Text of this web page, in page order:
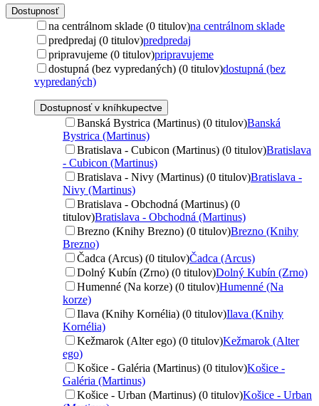
Dostupnosť
na centrálnom sklade (0 titulov)na centrálnom sklade
predpredaj (0 titulov)predpredaj
pripravujeme (0 titulov)pripravujeme
dostupná (bez vypredaných) (0 titulov)dostupná (bez
vypredaných)
Dostupnosť v kníhkupectve
Banská Bystrica (Martinus) (0 titulov)Banská
Bystrica (Martinus)
Bratislava - Cubicon (Martinus) (0 titulov)Bratislava
- Cubicon (Martinus)
Bratislava - Nivy (Martinus) (0 titulov)Bratislava -
Nivy (Martinus)
Bratislava - Obchodná (Martinus) (0
titulov)Bratislava - Obchodná (Martinus)
Brezno (Knihy Brezno) (0 titulov)Brezno (Knihy
Brezno)
Čadca (Arcus) (0 titulov)Čadca (Arcus)
Dolný Kubín (Zrno) (0 titulov)Dolný Kubín (Zrno)
Humenné (Na korze) (0 titulov)Humenné (Na
korze)
Ilava (Knihy Kornélia) (0 titulov)Ilava (Knihy
Kornélia)
Kežmarok (Alter ego) (0 titulov)Kežmarok (Alter
ego)
Košice - Galéria (Martinus) (0 titulov)Košice -
Galéria (Martinus)
Košice - Urban (Martinus) (0 titulov)Košice - Urban